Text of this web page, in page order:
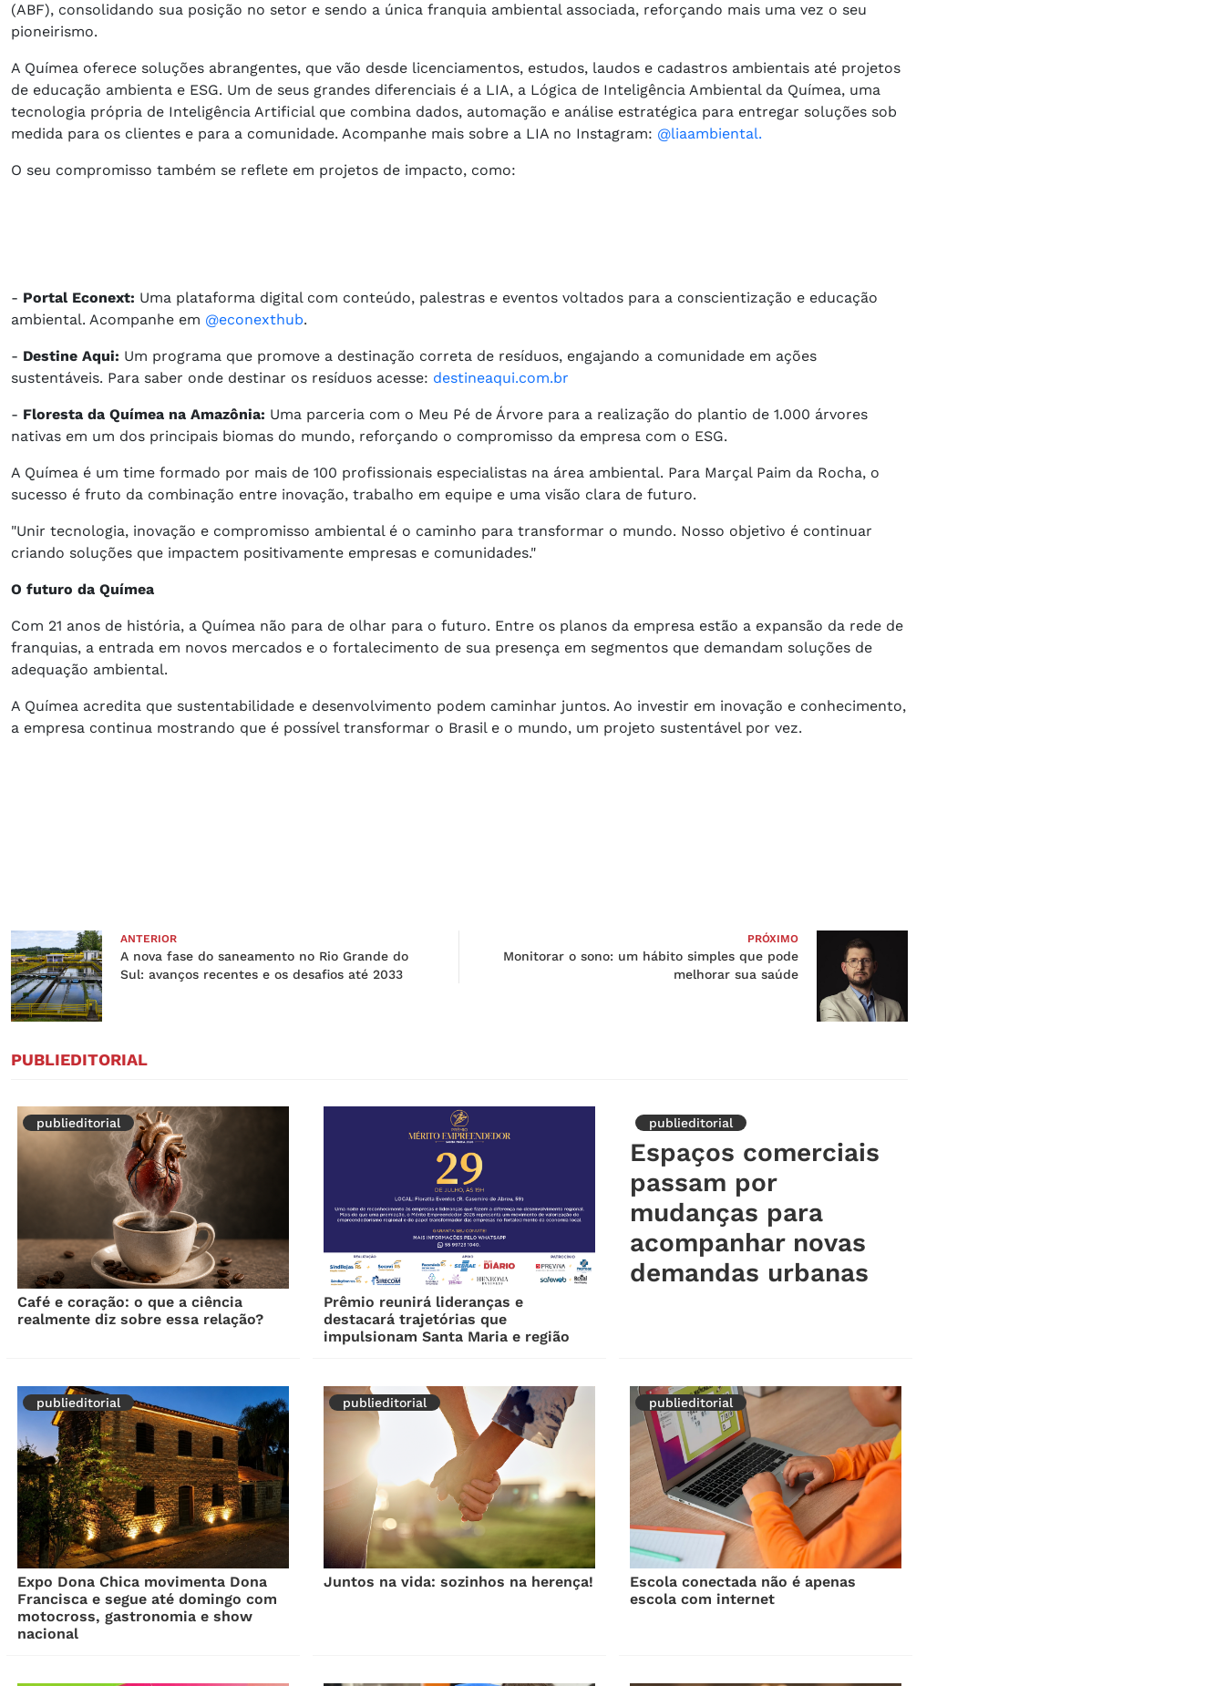
(ABF), consolidando sua posição no setor e sendo a única franquia ambiental associada, reforçando mais uma vez o seu
pioneirismo.
A Químea oferece soluções abrangentes, que vão desde licenciamentos, estudos, laudos e cadastros ambientais até projetos
de educação ambienta e ESG. Um de seus grandes diferenciais é a LIA, a Lógica de Inteligência Ambiental da Químea, uma
tecnologia própria de Inteligência Artificial que combina dados, automação e análise estratégica para entregar soluções sob
medida para os clientes e para a comunidade. Acompanhe mais sobre a LIA no Instagram: @liaambiental.
O seu compromisso também se reflete em projetos de impacto, como:
- Portal Econext: Uma plataforma digital com conteúdo, palestras e eventos voltados para a conscientização e educação
ambiental. Acompanhe em @econexthub.
- Destine Aqui: Um programa que promove a destinação correta de resíduos, engajando a comunidade em ações
sustentáveis. Para saber onde destinar os resíduos acesse: destineaqui.com.br
- Floresta da Químea na Amazônia: Uma parceria com o Meu Pé de Árvore para a realização do plantio de 1.000 árvores
nativas em um dos principais biomas do mundo, reforçando o compromisso da empresa com o ESG.
A Químea é um time formado por mais de 100 profissionais especialistas na área ambiental. Para Marçal Paim da Rocha, o
sucesso é fruto da combinação entre inovação, trabalho em equipe e uma visão clara de futuro.
"Unir tecnologia, inovação e compromisso ambiental é o caminho para transformar o mundo. Nosso objetivo é continuar
criando soluções que impactem positivamente empresas e comunidades."
O futuro da Químea
Com 21 anos de história, a Químea não para de olhar para o futuro. Entre os planos da empresa estão a expansão da rede de
franquias, a entrada em novos mercados e o fortalecimento de sua presença em segmentos que demandam soluções de
adequação ambiental.
A Químea acredita que sustentabilidade e desenvolvimento podem caminhar juntos. Ao investir em inovação e conhecimento,
a empresa continua mostrando que é possível transformar o Brasil e o mundo, um projeto sustentável por vez.
ANTERIOR
A nova fase do saneamento no Rio Grande do
Sul: avanços recentes e os desafios até 2033
PRÓXIMO
Monitorar o sono: um hábito simples que pode
melhorar sua saúde
PUBLIEDITORIAL
publieditorial
Café e coração: o que a ciência
realmente diz sobre essa relação?
Prêmio​ reunirá lideranças e
destacará trajetórias que
impulsionam Santa Maria e região
publieditorial
Espaços comerciais
passam por
mudanças para
acompanhar novas
demandas urbanas
publieditorial
Expo Dona Chica movimenta Dona
Francisca e segue até domingo com
motocross, gastronomia e show
nacional
publieditorial
Juntos na vida: sozinhos na herença!
publieditorial
Escola conectada não é apenas
escola com internet